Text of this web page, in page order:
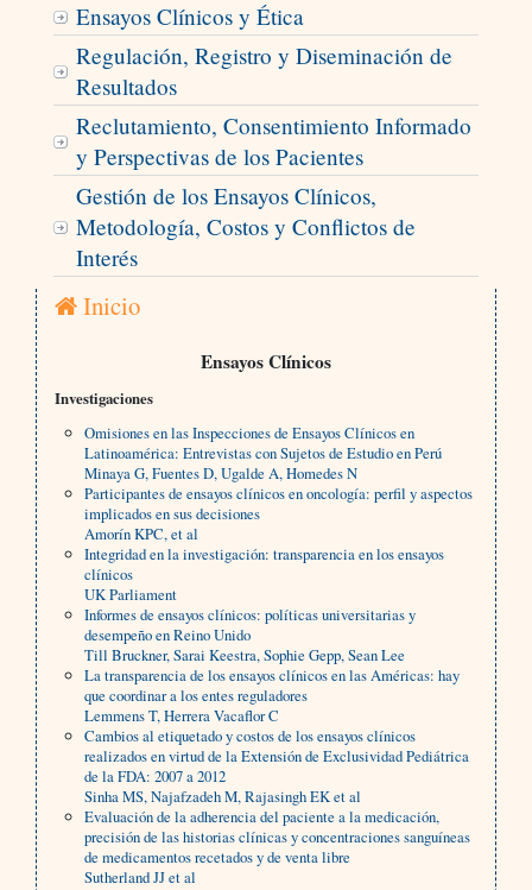
Ensayos Clínicos y Ética
Regulación, Registro y Diseminación de
Resultados
Reclutamiento, Consentimiento Informado
y Perspectivas de los Pacientes
Gestión de los Ensayos Clínicos,
Metodología, Costos y Conflictos de
Interés
Inicio
Ensayos Clínicos
Investigaciones
Omisiones en las Inspecciones de Ensayos Clínicos en
Latinoamérica: Entrevistas con Sujetos de Estudio en Perú
Minaya G, Fuentes D, Ugalde A, Homedes N
Participantes de ensayos clínicos en oncología: perfil y aspectos
implicados en sus decisiones
Amorín KPC, et al
Integridad en la investigación: transparencia en los ensayos
clínicos
UK Parliament
Informes de ensayos clínicos: políticas universitarias y
desempeño en Reino Unido
Till Bruckner, Sarai Keestra, Sophie Gepp, Sean Lee
La transparencia de los ensayos clínicos en las Américas: hay
que coordinar a los entes reguladores
Lemmens T, Herrera Vacaflor C
Cambios al etiquetado y costos de los ensayos clínicos
realizados en virtud de la Extensión de Exclusividad Pediátrica
de la FDA: 2007 a 2012
Sinha MS, Najafzadeh M, Rajasingh EK et al
Evaluación de la adherencia del paciente a la medicación,
precisión de las historias clínicas y concentraciones sanguíneas
de medicamentos recetados y de venta libre
Sutherland JJ et al